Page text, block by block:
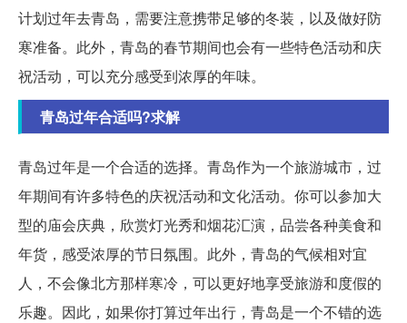
计划过年去青岛，需要注意携带足够的冬装，以及做好防
寒准备。此外，青岛的春节期间也会有一些特色活动和庆
祝活动，可以充分感受到浓厚的年味。
青岛过年合适吗?求解
青岛过年是一个合适的选择。青岛作为一个旅游城市，过
年期间有许多特色的庆祝活动和文化活动。你可以参加大
型的庙会庆典，欣赏灯光秀和烟花汇演，品尝各种美食和
年货，感受浓厚的节日氛围。此外，青岛的气候相对宜
人，不会像北方那样寒冷，可以更好地享受旅游和度假的
乐趣。因此，如果你打算过年出行，青岛是一个不错的选